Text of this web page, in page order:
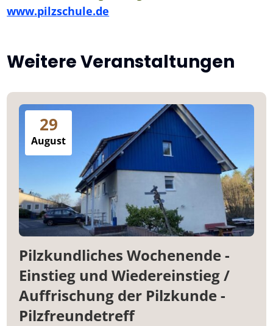
www.pilzschule.de
Weitere Veranstaltungen
29
August
Pilzkundliches Wochenende -
Einstieg und Wiedereinstieg /
Auffrischung der Pilzkunde -
Pilzfreundetreff